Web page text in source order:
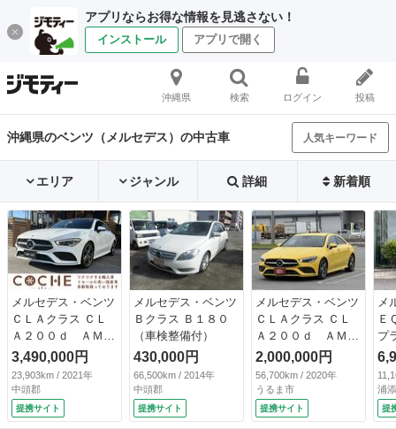
アプリならお得な情報を見逃さない！
インストール アプリで開く
沖縄県 検索 ログイン 投稿
沖縄県のベンツ（メルセデス）の中古車 人気キーワード
エリア ジャンル 詳細 新着順
メルセデス・ベンツ
ＣＬＡクラス ＣＬ
Ａ２００ｄ ＡＭＧ
ライン （検8.9）
3,490,000円
23,903km / 2021年
中頭郡
提携サイト
メルセデス・ベンツ
Ｂクラス Ｂ１８０
（車検整備付）
430,000円
66,500km / 2014年
中頭郡
提携サイト
メルセデス・ベンツ
ＣＬＡクラス ＣＬ
Ａ２００ｄ ＡＭＧ
ライン ＥＴＣ／過
給器設定モデル／バ
ックカメラ／障害物
センサー／電動シー
ト／シートヒーター
2,000,000円
56,700km / 2020年
うるま市
提携サイト
メ
Ｅ
プ
ン
リ
リ
ッ
リ
浦
提